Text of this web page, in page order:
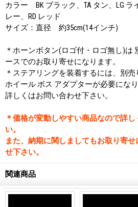
カラー BK ブラック、TA タン、LG ラ
レー、RD レッド
サイズ：直径 約35cm(14インチ)
＊ホーンボタン(ロゴ付・ロゴ無し)は
ースでのお取り寄せになります。
＊ステアリングを装着するには、別
ホイール ボス アダプターが必要になり
詳しくはお問い合わせ下さい。
＊価格が変動しやすい商品なので詳
い。
また、納期に関しましてもお取り寄
せ下さい。
関連商品